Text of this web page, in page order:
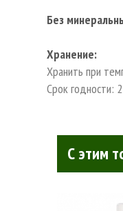
Без
Хранение:
Хранить при
Срок годности:
С этим